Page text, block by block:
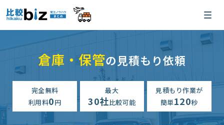
倉庫・保管の見積もり依頼
完全無料
利用料0円
最大
30社比較可能
見積もり作業が
簡単120秒